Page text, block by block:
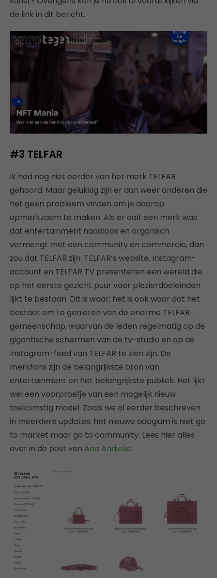
de link in dit bericht.
#3 TELFAR
Ik had nog niet eerder van het merk TELFAR
gehoord. Maar gelukkig zijn er dan weer anderen die
het geen probleem vinden om je daarop
opmerkzaam te maken. Als er ooit een merk was
dat entertainment naadloos en organisch
vermengt met een community en commercie, dan
zou dat TELFAR zijn. TELFAR’s website, Instagram-
account en TELFAR TV presenteren een wereld die
op het eerste gezicht puur voor plezierdoeleinden
lijkt te bestaan. Dit is waar; het is ook waar dat het
bestaat om te genieten van de enorme TELFAR-
gemeenschap, waarvan de leden regelmatig op de
gigantische schermen van de tv-studio en op de
Instagram-feed van TELFAR te zien zijn. De
merkfans zijn de belangrijkste bron van
entertainment en het belangrijkste publiek. Het lijkt
wel een voorproefje van een mogelijk nieuw
toekomstig model. Zoals we al eerder beschreven
in meerdere updates: het nieuwe adagium is niet go
to market maar go to community. Lees hier alles
over in de post van Ana Andjelic.